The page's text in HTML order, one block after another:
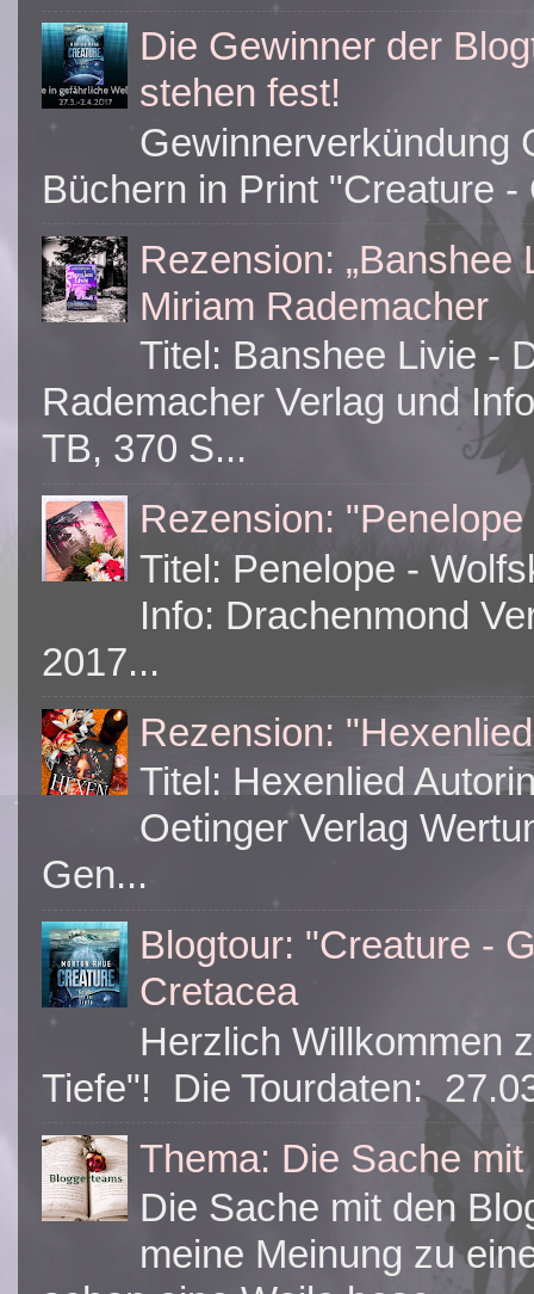
Die Gewinner der
stehen fest!
Gewinnerverkündung
Büchern in Print "Creature
Rezension: „Banshee
Miriam Rademacher
Titel: Banshee Livie -
Rademacher Verlag und
TB, 370 S...
Rezension:
Titel: Penelope -
Info: Drachenmond
2017...
Rezension:
Titel: Hexenlied
Oetinger Verlag
Gen...
Blogtour: "Creature -
Cretacea
Herzlich Willkommen
Tiefe"! Die Tourdaten:
Thema: Die Sache
Die Sache mit den
meine Meinung zu